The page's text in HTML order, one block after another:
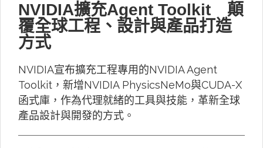
NVIDIA擴充Agent Toolkit 顛
覆全球工程、設計與產品打造
方式
NVIDIA宣布擴充工程專用的NVIDIA Agent
Toolkit，新增NVIDIA PhysicsNeMo與CUDA-X
函式庫，作為代理就緒的工具與技能，革新全球
產品設計與開發的方式。